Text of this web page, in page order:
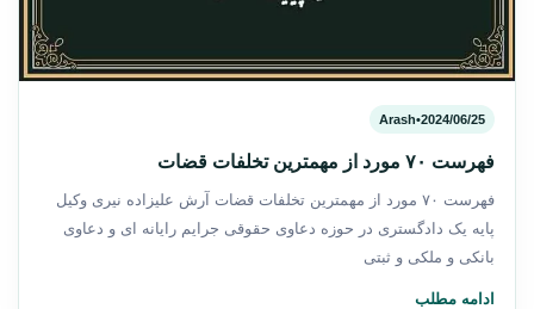
2024/06/25
•
Arash
فهرست ۷۰ مورد از مهمترین تخلفات قضات
فهرست ٧٠ مورد از مهمترين تخلفات قضات آرش علیزاده نیری وکیل
پایه یک دادگستری در حوزه دعاوی حقوقی جرایم رایانه ای و دعاوی
بانکی و ملکی و ثبتی
ادامه مطلب